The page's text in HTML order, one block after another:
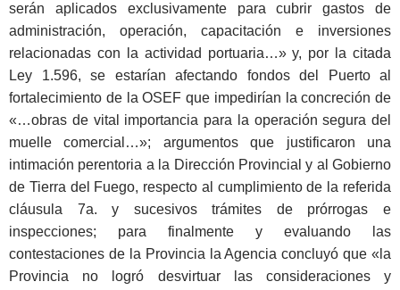
serán aplicados exclusivamente para cubrir gastos de
administración, operación, capacitación e inversiones
relacionadas con la actividad portuaria…» y, por la citada
Ley 1.596, se estarían afectando fondos del Puerto al
fortalecimiento de la OSEF que impedirían la concreción de
«…obras de vital importancia para la operación segura del
muelle comercial…»; argumentos que justificaron una
intimación perentoria a la Dirección Provincial y al Gobierno
de Tierra del Fuego, respecto al cumplimiento de la referida
cláusula 7a. y sucesivos trámites de prórrogas e
inspecciones; para finalmente y evaluando las
contestaciones de la Provincia la Agencia concluyó que «la
Provincia no logró desvirtuar las consideraciones y